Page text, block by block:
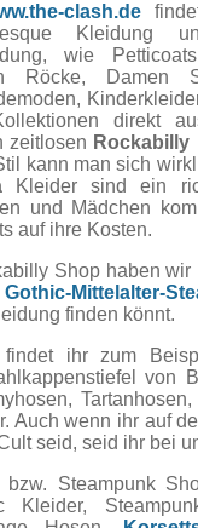
clash.de
Kleidung
wie
Röcke, Damen
direkt
zeitlosen Rockabilly
kann man sich
Kleider sind ein
und Mädchen
auf ihre Kosten.
Shop haben wir
Gothic-Mittelalter-
finden könnt.
findet ihr zum
von
Auch wenn ihr auf
seid, seid ihr bei
bzw. Steampunk
Kleider,